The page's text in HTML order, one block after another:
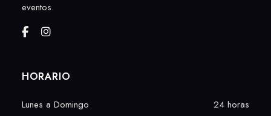
eventos.
HORARIO
Lunes a Domingo 24 horas